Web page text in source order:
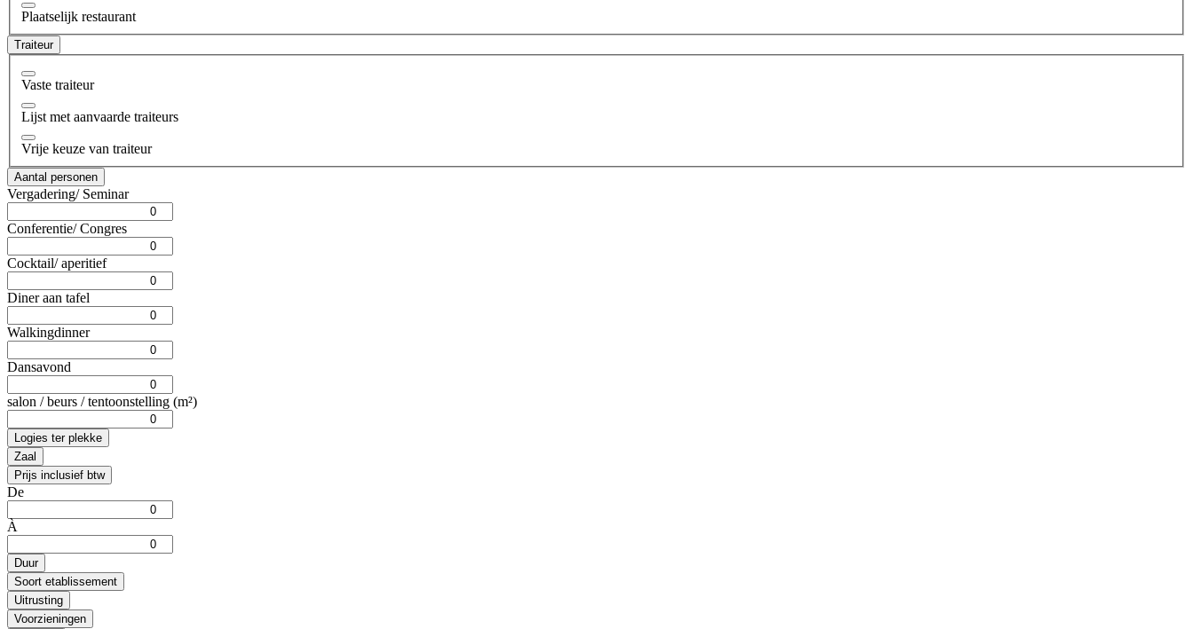
Plaatselijk restaurant
Traiteur
Vaste traiteur
Lijst met aanvaarde traiteurs
Vrije keuze van traiteur
Aantal personen
Vergadering/ Seminar
Conferentie/ Congres
Cocktail/ aperitief
Diner aan tafel
Walkingdinner
Dansavond
salon / beurs / tentoonstelling (m²)
Logies ter plekke
Zaal
Prijs inclusief btw
De
À
Duur
Soort etablissement
Uitrusting
Voorzieningen